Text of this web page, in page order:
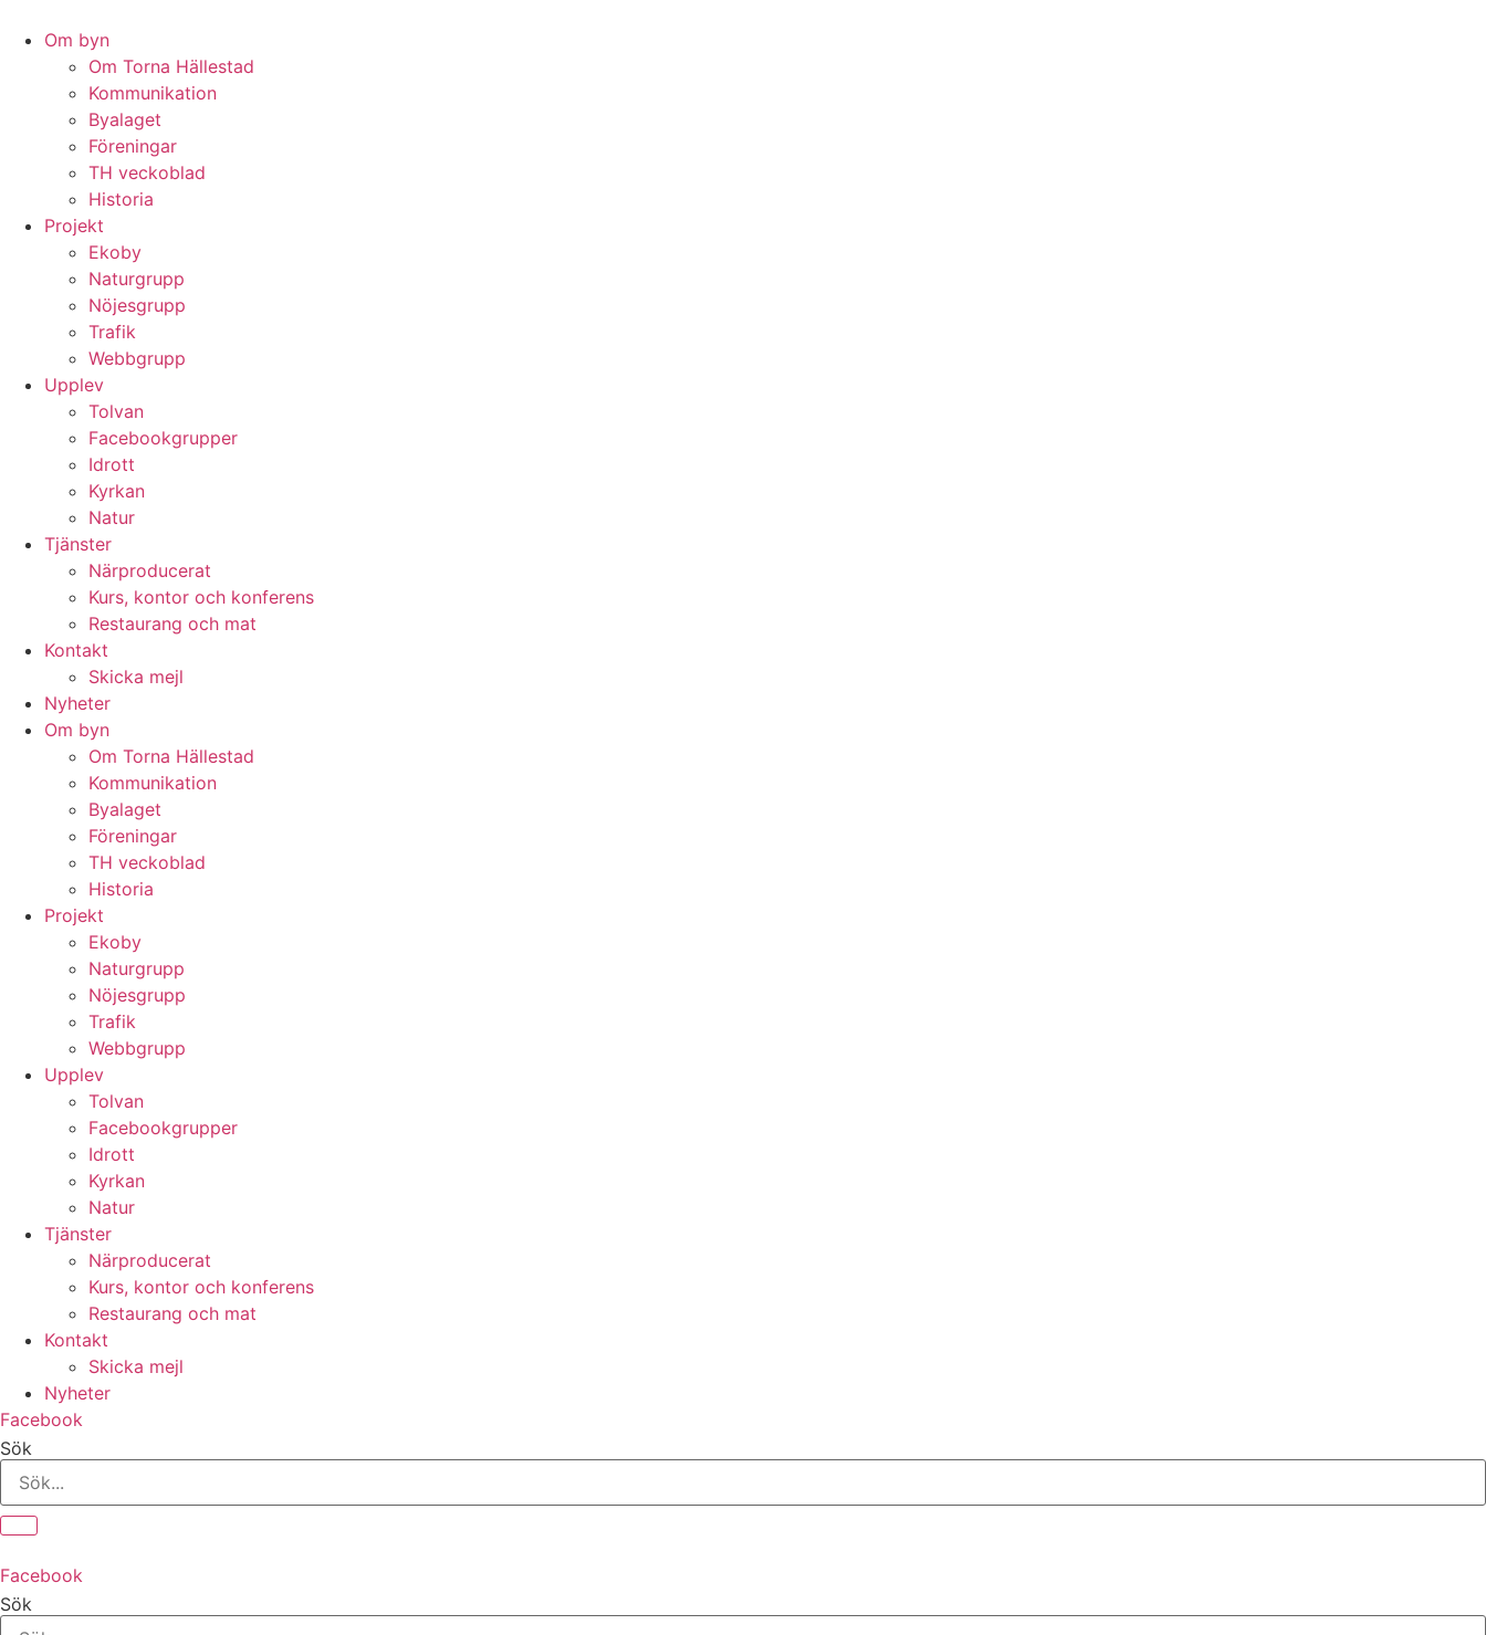
Om byn
Om Torna Hällestad
Kommunikation
Byalaget
Föreningar
TH veckoblad
Historia
Projekt
Ekoby
Naturgrupp
Nöjesgrupp
Trafik
Webbgrupp
Upplev
Tolvan
Facebookgrupper
Idrott
Kyrkan
Natur
Tjänster
Närproducerat
Kurs, kontor och konferens
Restaurang och mat
Kontakt
Skicka mejl
Nyheter
Om byn
Om Torna Hällestad
Kommunikation
Byalaget
Föreningar
TH veckoblad
Historia
Projekt
Ekoby
Naturgrupp
Nöjesgrupp
Trafik
Webbgrupp
Upplev
Tolvan
Facebookgrupper
Idrott
Kyrkan
Natur
Tjänster
Närproducerat
Kurs, kontor och konferens
Restaurang och mat
Kontakt
Skicka mejl
Nyheter
Facebook
Sök
Facebook
Sök